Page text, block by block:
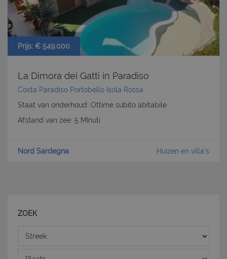
Prijs: € 549.000
La Dimora dei Gatti in Paradiso
Costa Paradiso Portobello Isola Rossa
Staat van onderhoud: Ottime subito abitabile
Afstand van zee: 5 MInuti
Nord Sardegna Huizen en villa's
ZOEK
Streek
Plaats
Strettamente necessari e Statistiche
I cookie strettamente necessari consentono
funzionalità del sito Web principale come l'accesso
degli utenti e la gestione dell'account. Il sito Web
Nome
Provider
PHP.net
www.latuacasainsardegna.com